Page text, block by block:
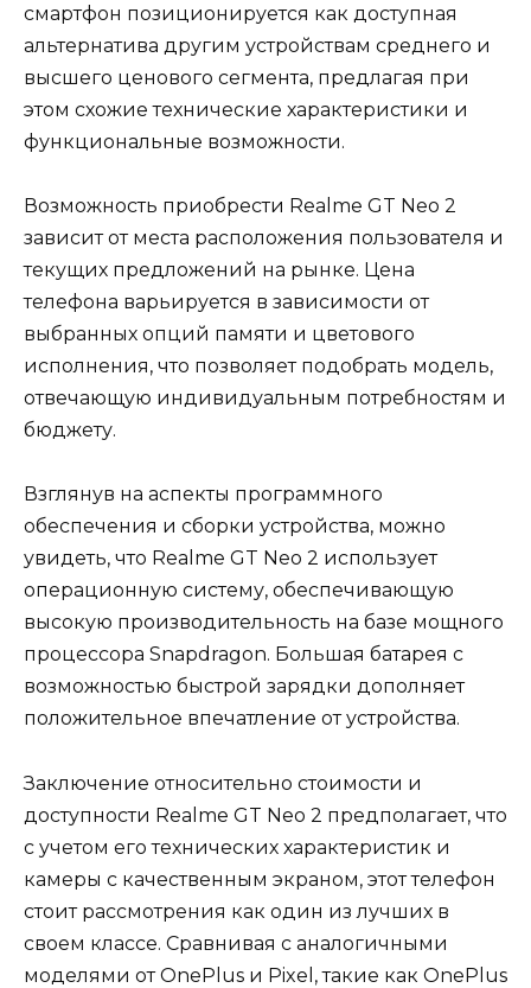
смартфон позиционируется как доступная
альтернатива другим устройствам среднего и
высшего ценового сегмента, предлагая при
этом схожие технические характеристики и
функциональные возможности.
Возможность приобрести Realme GT Neo 2
зависит от места расположения пользователя и
текущих предложений на рынке. Цена
телефона варьируется в зависимости от
выбранных опций памяти и цветового
исполнения, что позволяет подобрать модель,
отвечающую индивидуальным потребностям и
бюджету.
Взглянув на аспекты программного
обеспечения и сборки устройства, можно
увидеть, что Realme GT Neo 2 использует
операционную систему, обеспечивающую
высокую производительность на базе мощного
процессора Snapdragon. Большая батарея с
возможностью быстрой зарядки дополняет
положительное впечатление от устройства.
Заключение относительно стоимости и
доступности Realme GT Neo 2 предполагает, что
с учетом его технических характеристик и
камеры с качественным экраном, этот телефон
стоит рассмотрения как один из лучших в
своем классе. Сравнивая с аналогичными
моделями от OnePlus и Pixel, такие как OnePlus